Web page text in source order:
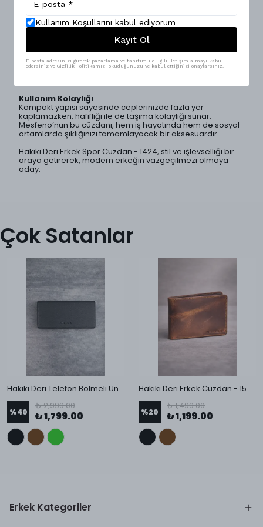
Derinin doğal yapısı, cüzdanın uzun ömürlü olmasını
sağlarken, zamanla kazanacağı patina ile de estetik bir
görünüm kazanır.
Cüzdan, kartlarınızı, nakit paranızı ve kimliklerinizi düzenli
bir şekilde saklayabilmeniz için çeşitli bölmelere sahiptir.
Spor bir tasarıma sahip olması, hem günlük hem de spor
Kullanım Kolaylığı
Kompakt yapısı sayesinde ceplerinizde fazla yer
kaplamazken, hafifliği ile de taşıma kolaylığı sunar.
Mesfeno’nun bu cüzdanı, hem iş hayatında hem de sosyal
ortamlarda şıklığınızı tamamlayacak bir aksesuardır.
Hakiki Deri Erkek Spor Cüzdan - 1424, stil ve işlevselliği bir
araya getirerek, modern erkeğin vazgeçilmezi olmaya
aday.
Çok Satanlar
Hakiki Deri Telefon Bölmeli Unisex Portföy Cüzdan
%40
₺ 2,999.00
₺ 1,799.00
Hakiki Deri Erkek Cüzdan - 1544
%20
₺ 1,499.00
₺ 1,199.00
Erkek Kategoriler
Kullanım Koşullarını kabul ediyorum
Kayıt Ol
E-posta adresinizi girerek pazarlama ve tanıtım ile ilgili iletişim almayı kabul
edersiniz ve Gizlilik Politikamızı okuduğunuzu ve kabul ettiğinizi onaylarsınız.